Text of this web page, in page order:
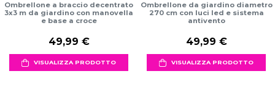
Ombrellone a braccio decentrato
3x3 m da giardino con manovella
e base a croce
49,99 €
VISUALIZZA PRODOTTO
Ombrellone da giardino diametro
270 cm con luci led e sistema
antivento
49,99 €
VISUALIZZA PRODOTTO